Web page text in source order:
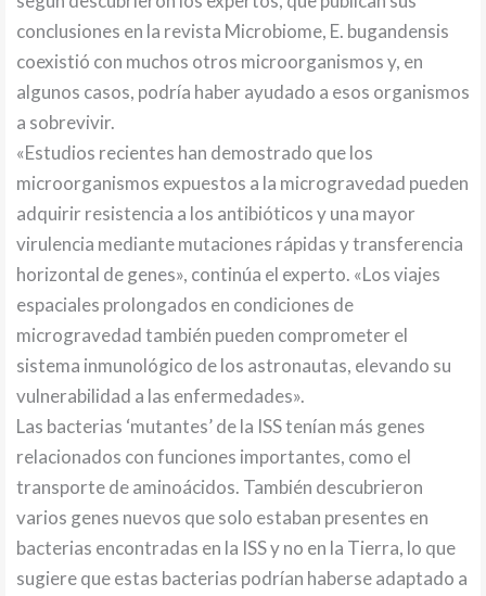
conclusiones en la revista Microbiome, E. bugandensis
coexistió con muchos otros microorganismos y, en
algunos casos, podría haber ayudado a esos organismos
a sobrevivir.
«Estudios recientes han demostrado que los
microorganismos expuestos a la microgravedad pueden
adquirir resistencia a los antibióticos y una mayor
virulencia mediante mutaciones rápidas y transferencia
horizontal de genes», continúa el experto. «Los viajes
espaciales prolongados en condiciones de
microgravedad también pueden comprometer el
sistema inmunológico de los astronautas, elevando su
vulnerabilidad a las enfermedades».
Las bacterias ‘mutantes’ de la ISS tenían más genes
relacionados con funciones importantes, como el
transporte de aminoácidos. También descubrieron
varios genes nuevos que solo estaban presentes en
bacterias encontradas en la ISS y no en la Tierra, lo que
sugiere que estas bacterias podrían haberse adaptado a